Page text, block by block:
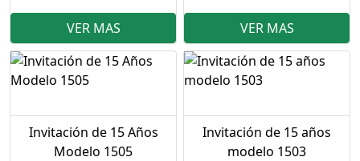
VER MAS VER MAS
Invitación de 15 Años
Modelo 1505
Invitación de 15 años
modelo 1503